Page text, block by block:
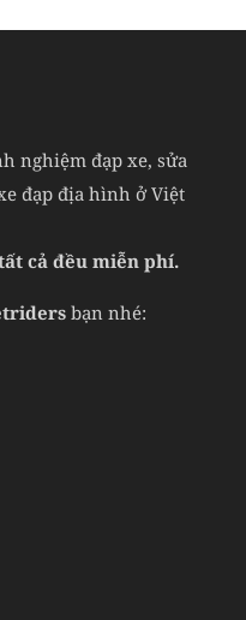
nghiệm đạp xe, sửa
đạp địa hình ở Việt
cả đều miễn phí.
bạn nhé: